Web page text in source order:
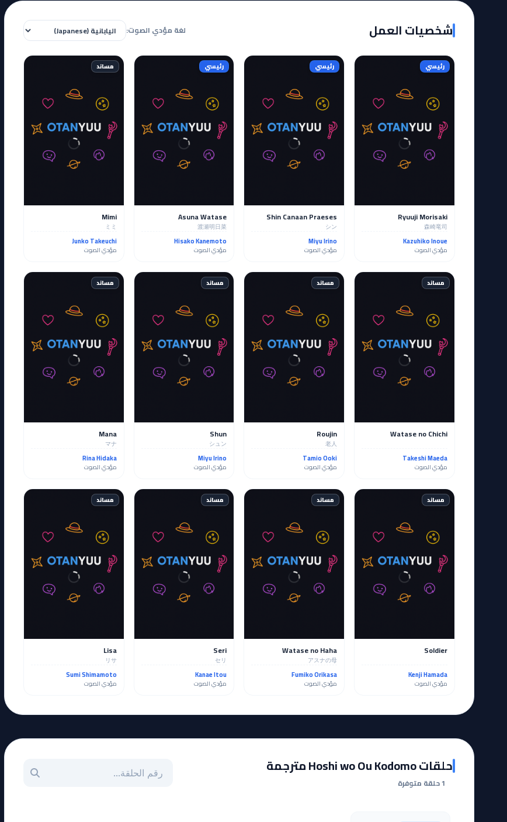
شخصيات العمل لغة مؤدي الصوت:
رئيسي
Ryuuji Morisaki
森崎竜司
Kazuhiko Inoue
مؤدي الصوت
رئيسي
Shin Canaan Praeses
シン
Miyu Irino
مؤدي الصوت
رئيسي
Asuna Watase
渡瀬明日菜
Hisako Kanemoto
مؤدي الصوت
مساند
Mimi
ミミ
Junko Takeuchi
مؤدي الصوت
مساند
Watase no Chichi
Takeshi Maeda
مؤدي الصوت
مساند
Roujin
老人
Tamio Ooki
مؤدي الصوت
مساند
Shun
シュン
Miyu Irino
مؤدي الصوت
مساند
Mana
マナ
Rina Hidaka
مؤدي الصوت
مساند
Soldier
Kenji Hamada
مؤدي الصوت
مساند
Watase no Haha
アスナの母
Fumiko Orikasa
مؤدي الصوت
مساند
Seri
セリ
Kanae Itou
مؤدي الصوت
مساند
Lisa
リサ
Sumi Shimamoto
مؤدي الصوت
حلقات Hoshi wo Ou Kodomo مترجمة
1 حلقة متوفرة
بحث عن حلقة بالرقم